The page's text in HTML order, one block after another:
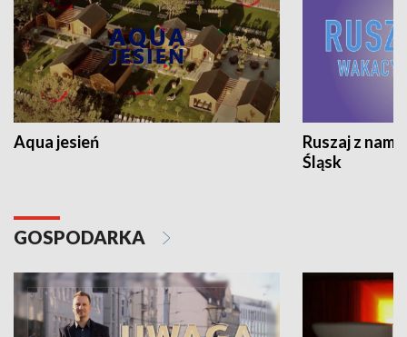
Aqua jesień
Ruszaj z
Śląsk
GOSPODARKA